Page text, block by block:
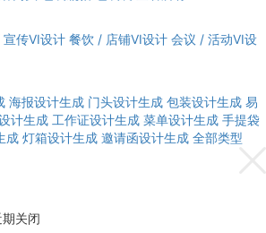
宣传VI设计 餐饮 / 店铺VI设计 会议 / 活动VI设
海报设计生成 门头设计生成 包装设计生成 易
计生成 工作证设计生成 菜单设计生成 手提袋
成 灯箱设计生成 邀请函设计生成 全部类型
关闭